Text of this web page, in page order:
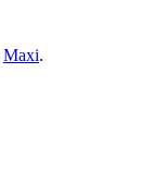
Maxi.